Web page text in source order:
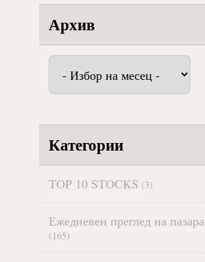
Архив
Архив
Категории
TOP 10 STOCKS (3)
Ежедневен преглед на пазара
(165)